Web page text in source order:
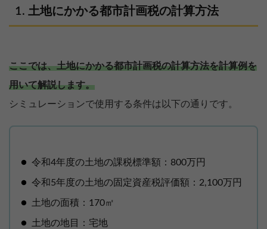
土地にかかる都市計画税の計算方法
ここでは、土地にかかる都市計画税の計算方法を計算例を
用いて解説します。
シミュレーションで使用する条件は以下の通りです。
令和4年度の土地の課税標準額：800万円
令和5年度の土地の固定資産税評価額：2,100万円
土地の面積：170㎡
土地の地目：宅地